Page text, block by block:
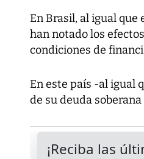
En Brasil, al igual
han notado los
condiciones de
En este país -al igual
de su deuda